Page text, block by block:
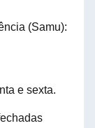
(Samu):
e sexta.